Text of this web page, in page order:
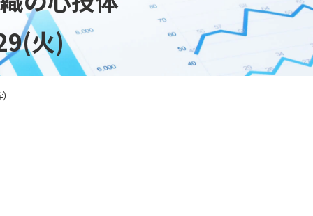
火)